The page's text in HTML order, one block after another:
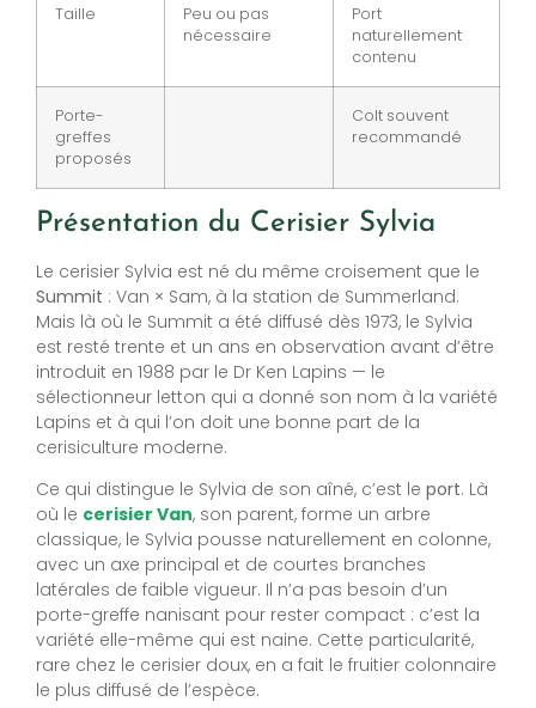
Taille
Peu ou pas
nécessaire
Port
naturellement
contenu
Porte-
greffes
proposés
Colt souvent
recommandé
Présentation du Cerisier Sylvia
Le cerisier Sylvia est né du même croisement que le
Summit : Van × Sam, à la station de Summerland.
Mais là où le Summit a été diffusé dès 1973, le Sylvia
est resté trente et un ans en observation avant d’être
introduit en 1988 par le Dr Ken Lapins — le
sélectionneur letton qui a donné son nom à la variété
Lapins et à qui l’on doit une bonne part de la
cerisiculture moderne.
Ce qui distingue le Sylvia de son aîné, c’est le port. Là
où le cerisier Van, son parent, forme un arbre
classique, le Sylvia pousse naturellement en colonne,
avec un axe principal et de courtes branches
latérales de faible vigueur. Il n’a pas besoin d’un
porte-greffe nanisant pour rester compact : c’est la
variété elle-même qui est naine. Cette particularité,
rare chez le cerisier doux, en a fait le fruitier colonnaire
le plus diffusé de l’espèce.